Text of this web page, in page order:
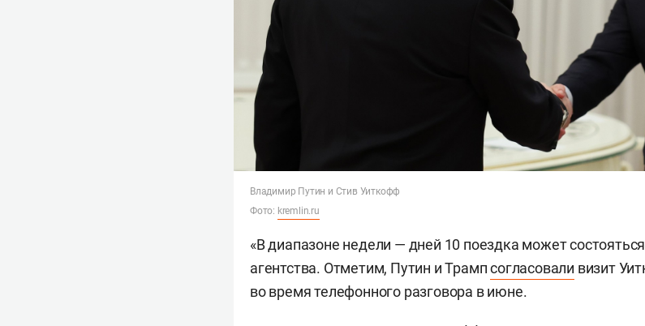
Владимир Путин и Стив Уиткофф
Фото: kremlin.ru
«В диапазоне недели — дней 10 поездка может
агентства. Отметим, Путин и Трампсогласовали визит
во время телефонного разговора в июне.